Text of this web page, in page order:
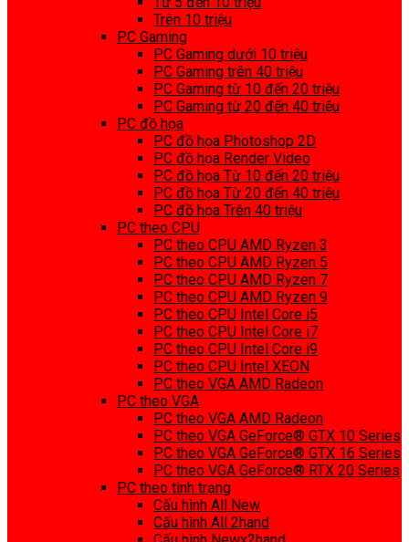
Trên 10 triệu
PC Gaming
PC Gaming dưới 10 triệu
PC Gaming trên 40 triệu
PC Gaming từ 10 đến 20 triệu
PC Gaming từ 20 đến 40 triệu
PC đồ họa
PC đồ họa Photoshop 2D
PC đồ họa Render Video
PC đồ họa Từ 10 đến 20 triệu
PC đồ họa Từ 20 đến 40 triệu
PC đồ họa Trên 40 triệu
PC theo CPU
PC theo CPU AMD Ryzen 3
PC theo CPU AMD Ryzen 5
PC theo CPU AMD Ryzen 7
PC theo CPU AMD Ryzen 9
PC theo CPU Intel Core i5
PC theo CPU Intel Core i7
PC theo CPU Intel Core i9
PC theo CPU Intel XEON
PC theo VGA AMD Radeon
PC theo VGA
PC theo VGA AMD Radeon
PC theo VGA GeForce® GTX 10 Series
PC theo VGA GeForce® GTX 16 Series
PC theo VGA GeForce® RTX 20 Series
PC theo tình trạng
Cấu hình All New
Cấu hình All 2hand